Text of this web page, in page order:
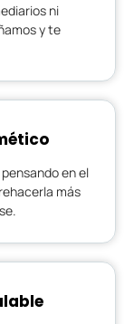
ni
y te
en el
más